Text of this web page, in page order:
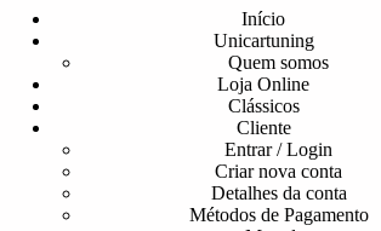
Início
Unicartuning
Quem somos
Loja Online
Clássicos
Cliente
Entrar / Login
Criar nova conta
Detalhes da conta
Métodos de Pagamento